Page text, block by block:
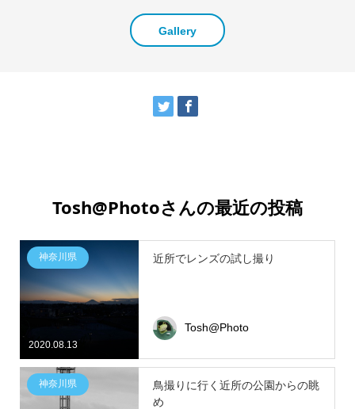
Gallery
Tosh@Photoさんの最近の投稿
2020.08.13
神奈川県 近所でレンズの試し撮り
Tosh@Photo
神奈川県
鳥撮りに行く近所の公園からの眺
め